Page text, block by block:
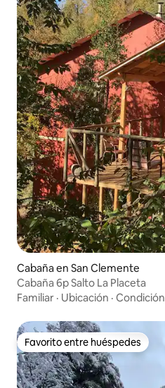
Cabaña en San Clemente
Cabaña 6p Salto La Placeta
Familiar · Ubicación · Condición
Favorito entre huéspedes
Favorito entre huéspedes